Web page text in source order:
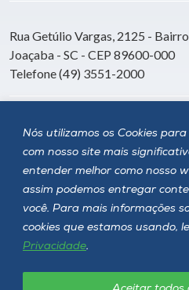
Nós utilizamos os Cookies
com nosso site mais
entender melhor como nosso
assim podemos entregar
você. Para mais informações
cookies que estamos usando,
Privacidade.
Rua Getúlio Vargas, 2125 -
Joaçaba - SC - CEP 89600-000
Telefone (49) 3551-2000
Siga a Unoesc